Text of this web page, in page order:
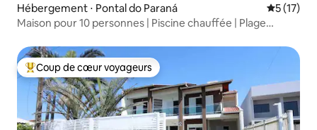
Hébergement ⋅ Pontal do Paraná
5 (17)
Maison pour 10 personnes | Piscine chauffée | Plage
Coups de cœur voyageurs les plus appréciés
Coup de cœur voyageurs